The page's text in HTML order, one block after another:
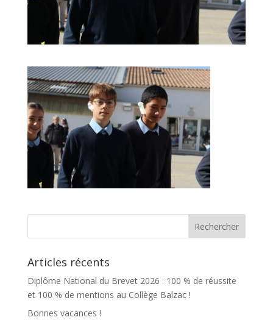
Articles récents
Diplôme National du Brevet 2026 : 100 % de réussite
et 100 % de mentions au Collège Balzac !
Bonnes vacances !